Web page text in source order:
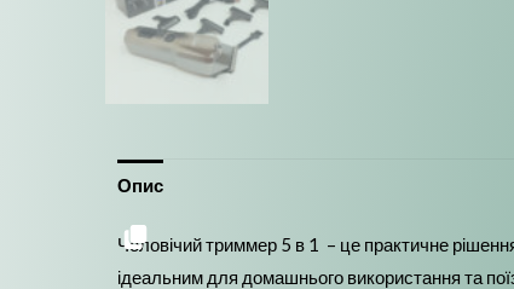
Опис
Чоловічий триммер 5 в 1 – це практичне
ідеальним для домашнього використання та